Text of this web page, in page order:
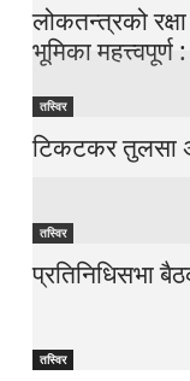
लोकतन्त्रको
भूमिका
तस्विर
टिकटकर तुलसा
तस्विर
प्रतिनिधिसभा
तस्विर